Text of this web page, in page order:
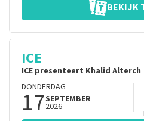
BEKIJK
ICE
ICE presenteert Khalid Alterch
DONDERDAG
17SEPTEMBER
2026